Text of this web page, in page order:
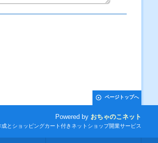
ページトップへ
Powered by おちゃのこネット
成とショッピングカート付きネットショップ開業サービス